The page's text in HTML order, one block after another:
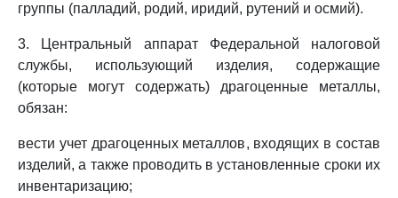
группы (палладий, родий, иридий, рутений и осмий).
3. Центральный аппарат Федеральной налоговой
службы, использующий изделия, содержащие
(которые могут содержать) драгоценные металлы,
обязан:
вести учет драгоценных металлов, входящих в состав
изделий, а также проводить в установленные сроки их
инвентаризацию;